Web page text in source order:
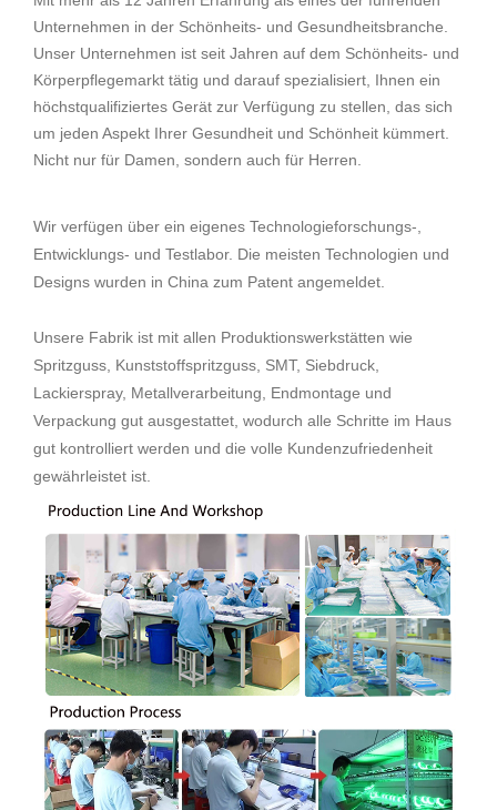
Unternehmen in der Schönheits- und Gesundheitsbranche.
Unser Unternehmen ist seit Jahren auf dem Schönheits- und
Körperpflegemarkt tätig und darauf spezialisiert, Ihnen ein
höchstqualifiziertes Gerät zur Verfügung zu stellen, das sich
um jeden Aspekt Ihrer Gesundheit und Schönheit kümmert.
Nicht nur für Damen, sondern auch für Herren.
Wir verfügen über ein eigenes Technologieforschungs-,
Entwicklungs- und Testlabor. Die meisten Technologien und
Designs wurden in China zum Patent angemeldet.
Unsere Fabrik ist mit allen Produktionswerkstätten wie
Spritzguss, Kunststoffspritzguss, SMT, Siebdruck,
Lackierspray, Metallverarbeitung, Endmontage und
Verpackung gut ausgestattet, wodurch alle Schritte im Haus
gut kontrolliert werden und die volle Kundenzufriedenheit
gewährleistet ist.